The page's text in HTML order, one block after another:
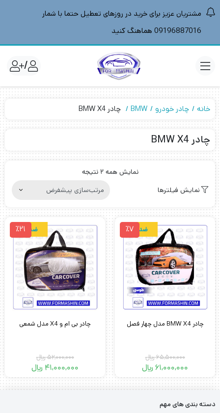
مشتریان عزیز برای خرید در روزهای تعطیل حتما با شمار
09196887016 هماهنگ کنید
/
خانه چادر خودرو BMW چادر BMW X4
چادر BMW X4
نمایش همه 2 نتیجه
نمایش فیلترها
ضدآب٪7
چادر BMW X4 مدل چهار فصل
65,500,000﷼
61,000,000 ﷼
ضدآب٪21
چادر بی ام و X4 مدل شمعی
52,000,000﷼
41,000,000 ﷼
دسته بندی های مهم